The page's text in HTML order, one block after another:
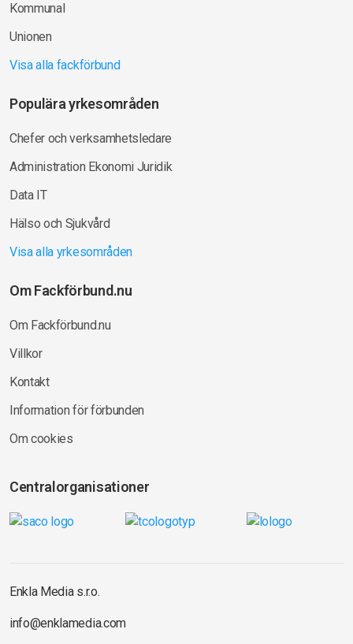
Kommunal
Unionen
Visa alla fackförbund
Populära yrkesområden
Chefer och verksamhetsledare
Administration Ekonomi Juridik
Data IT
Hälso och Sjukvård
Visa alla yrkesområden
Om Fackförbund.nu
Om Fackförbund.nu
Villkor
Kontakt
Information för förbunden
Om cookies
Centralorganisationer
Enkla Media s.r.o.
info@enklamedia.com